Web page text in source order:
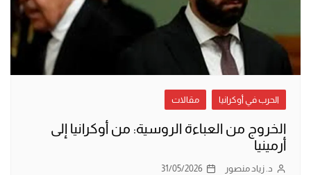
الحرب في أوكرانيا مقالات
الخروج من العباءة الروسية: من أوكرانيا إلى
أرمينيا
د. زياد منصور 31/05/2026